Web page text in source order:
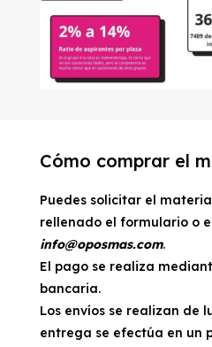
Cómo comprar el
Puedes solicitar el
rellenado el formulario o
info@oposmas.com.
El pago se realiza
bancaria.
Los envíos se realizan de
entrega se efectúa en un